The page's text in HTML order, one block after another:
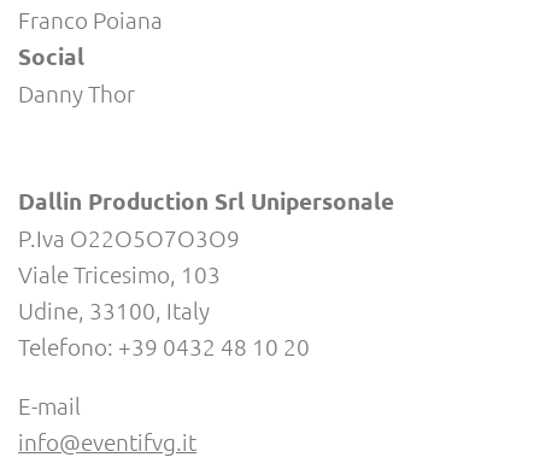
Franco Poiana
Social
Danny Thor
Dallin Production Srl Unipersonale
P.Iva O22O5O7O3O9
Viale Tricesimo, 103
Udine, 33100, Italy
Telefono: +39 0432 48 10 20
E-mail
info@eventifvg.it